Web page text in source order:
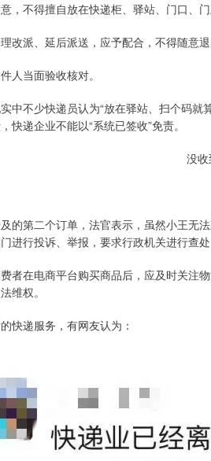
，不得擅自放在快递柜、驿站、门口、
改派、延后派送，应予配合，不得随意退
人当面验收核对。
中不少快递员认为“放在驿站、扫个码就
快递企业不能以“系统已签收”免责。
没
的第二个订单，法官表示，虽然小王无
进行投诉、举报，要求行政机关进行查
者在电商平台购买商品后，应及时关注
维权。
快递服务，有网友认为：